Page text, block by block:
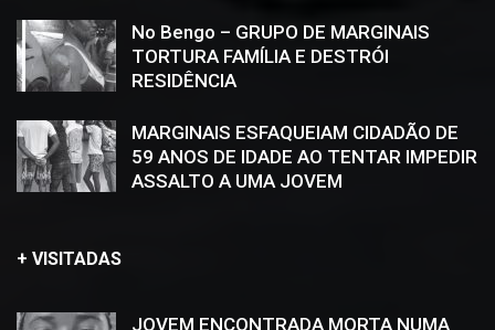
No Bengo – GRUPO DE MARGINAIS
TORTURA FAMÍLIA E DESTRÓI
RESIDÊNCIA
MARGINAIS ESFAQUEIAM CIDADÃO DE
59 ANOS DE IDADE AO TENTAR IMPEDIR
ASSALTO A UMA JOVEM
+ VISITADAS
JOVEM ENCONTRADA MORTA NUMA